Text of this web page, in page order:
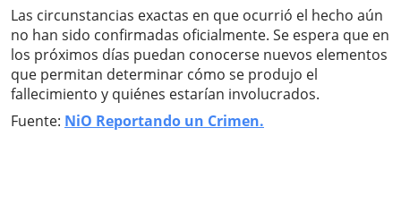
Las circunstancias exactas en que ocurrió el hecho aún
no han sido confirmadas oficialmente. Se espera que en
los próximos días puedan conocerse nuevos elementos
que permitan determinar cómo se produjo el
fallecimiento y quiénes estarían involucrados.
Fuente: NiO Reportando un Crimen.